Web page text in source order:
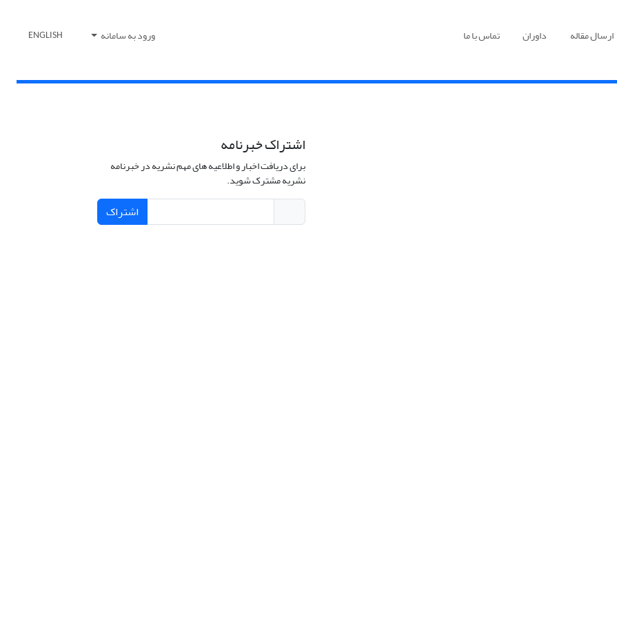
ارسال مقاله داوران تماس با ما ورود به سامانه ENGLISH
اشتراک خبرنامه
برای دریافت اخبار و اطلاعیه های مهم نشریه در خبرنامه
نشریه مشترک شوید.
اشتراک